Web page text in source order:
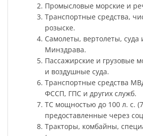
Промысловые морские и
Транспортные средства,
розыске.
Самолеты, вертолеты, суда
Минздрава.
Пассажирские и грузовые
и воздушные суда.
Транспортные средства
ФССП, ГПС и других служб.
ТС мощностью до 100 л. с.
предоставленные через
Тракторы, комбайны,